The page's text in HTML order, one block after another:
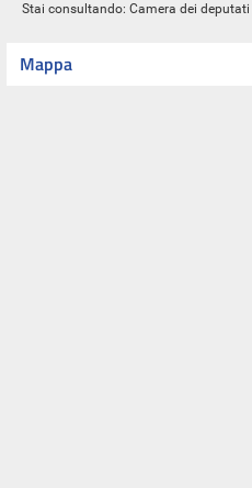
Stai consultando: Camera dei deputati
Mappa